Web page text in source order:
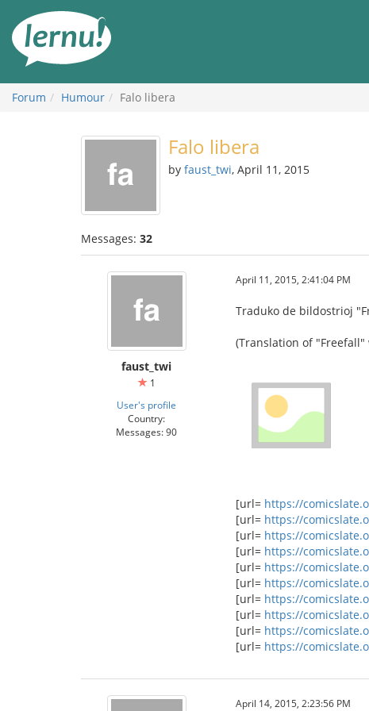
the
content
Forum Humour Falo libera
Falo libera
by faust_twi, April 11, 2015
Messages: 32
faust_twi
1
User's profile
Country:
Messages: 90
April 11, 2015, 2:41:04 PM
Traduko de bildostrioj
(Translation of
[url= https://
[url= https://
[url= https://
[url= https://
[url= https://
[url= https://
[url= https://
[url= https://
[url= https://
[url= https://
April 14, 2015, 2:23:56 PM